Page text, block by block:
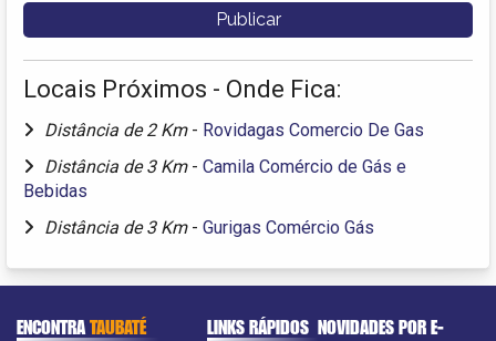
Locais Próximos - Onde Fica:
Distância de 2 Km - Rovidagas Comercio De Gas
Distância de 3 Km - Camila Comércio de Gás e
Bebidas
Distância de 3 Km - Gurigas Comércio Gás
ENCONTRATAUBATÉ LINKS RÁPIDOS NOVIDADES POR E-